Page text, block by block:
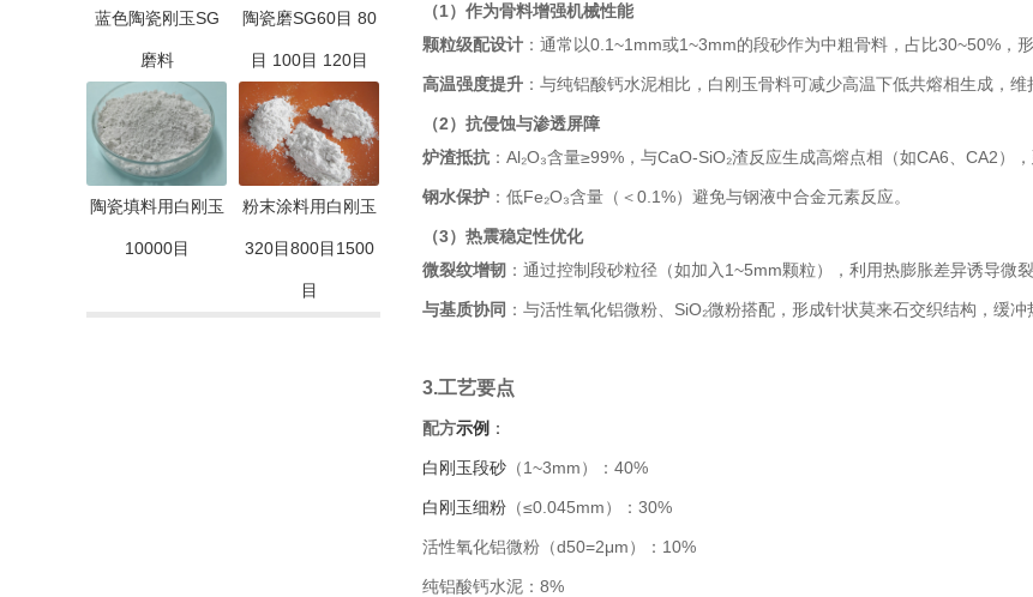
蓝色陶瓷刚玉SG
磨料
陶瓷磨SG60目 80
目 100目 120目
陶瓷填料用白刚玉
10000目
粉末涂料用白刚玉
320目800目1500
目
（1）作为骨料增强机械性能
颗粒级配设计 ：通常以0.1~1mm或1~3mm的段砂作为中粗骨料，占比30~50%，
高温强度提升 ：与纯铝酸钙水泥相比，白刚玉骨料可减少高温下低共熔相生成，维
（2）抗侵蚀与渗透屏障
炉渣抵抗 ：Al₂O₃含量≥99%，与CaO-SiO₂渣反应生成高熔点相（如CA6、CA2），
钢水保护 ：低Fe₂O₃含量（＜0.1%）避免与钢液中合金元素反应。
（3）热震稳定性优化
微裂纹增韧 ：通过控制段砂粒径（如加入1~5mm颗粒），利用热膨胀差异诱导微
与基质协同 ：与活性氧化铝微粉、SiO₂微粉搭配，形成针状莫来石交织结构，缓冲
3.工艺要点
配方示例 ：
白刚玉段砂 （1~3mm）：40%
白刚玉细粉 （≤0.045mm）：30%
活性氧化铝微粉（d50=2μm）：10%
纯铝酸钙水泥：8%